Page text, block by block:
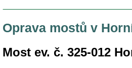
Oprava mostů v
Most ev. č. 325-012